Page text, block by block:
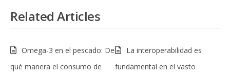
Related Articles
Omega-3 en el pescado: De
qué manera el consumo de
La interoperabilidad es
fundamental en el vasto